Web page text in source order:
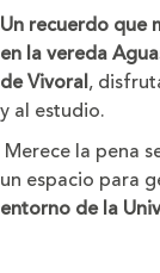
Un recuerdo que
en la vereda
de Vivoral,
y al estudio.
Merece la pena
un espacio para
entorno de la